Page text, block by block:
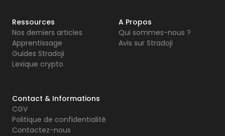
Ressources
Nos derniers articles
Apprentissage
Guides Stradoji
Lexique crypto
A Propos
Qui sommes-nous ?
Avis sur Stradoji
Contact & Informations
CGV
Politique de confidentialité
Contactez-nous